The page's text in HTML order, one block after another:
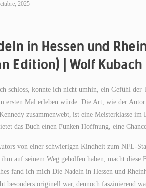
2025
in Hessen und
Edition) | Wolf Kubach
schloss, konnte ich nicht umhin, ein Gefühl
ersten Mal erleben würde. Die Art, wie der
zusammenwebt, ist eine Meisterklasse
das Buch einen Funken Hoffnung, eine
von einer schwierigen Kindheit zum NFL-
auf seinem Weg geholfen haben, macht
fand ich mich Die Nadeln in Hessen und
besonders originell war, dennoch faszinierend